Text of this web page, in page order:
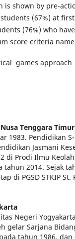
is shown by pre-
(67%) at
(76%) who have
score criteria
games approach
Tenggara Timur
1983. Pendidikan S-
Jasmani
di Prodi Ilmu
tahun 2014. Sejak
di PGSD STKIP St.
Negeri
gelar Sarjana
tahun 1986,